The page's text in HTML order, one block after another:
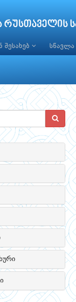
რუსთაველის
შესახებ სწავლა